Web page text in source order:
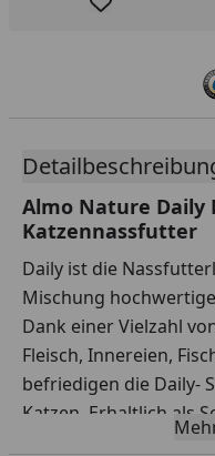
Produkt zur
Almo Nature Daily
Katzennassfutter
Daily ist die
Mischung
Dank einer Vielzahl
Fleisch, Innereien,
befriedigen die Daily-
Katzen. Erhaltlich als
hinzugefügtes